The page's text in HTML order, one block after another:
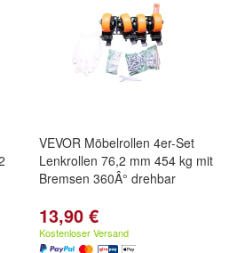
VEVOR Möbelrollen 4er-Set
Lenkrollen 76,2 mm 454 kg mit
Bremsen 360Â° drehbar
13,90 €
Kostenloser Versand